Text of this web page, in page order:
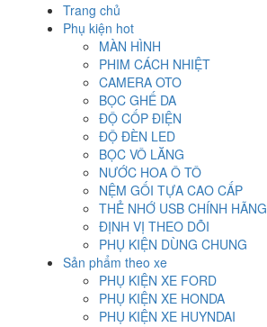
Trang chủ
Phụ kiện hot
MÀN HÌNH
PHIM CÁCH NHIỆT
CAMERA OTO
BỌC GHẾ DA
ĐỘ CỐP ĐIỆN
ĐỘ ĐÈN LED
BỌC VÔ LĂNG
NƯỚC HOA Ô TÔ
NỆM GỐI TỰA CAO CẤP
THẺ NHỚ USB CHÍNH HÃNG
ĐỊNH VỊ THEO DÕI
PHỤ KIỆN DÙNG CHUNG
Sản phẩm theo xe
PHỤ KIỆN XE FORD
PHỤ KIỆN XE HONDA
PHỤ KIỆN XE HUYNDAI